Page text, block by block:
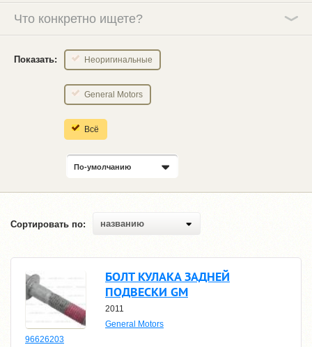
Что конкретно ищете?
Показать: Неоригинальные
General Motors
Всё
По-умолчанию
Сортировать по: названию
БОЛТ КУЛАКА ЗАДНЕЙ
ПОДВЕСКИ GM
2011
General Motors
96626203